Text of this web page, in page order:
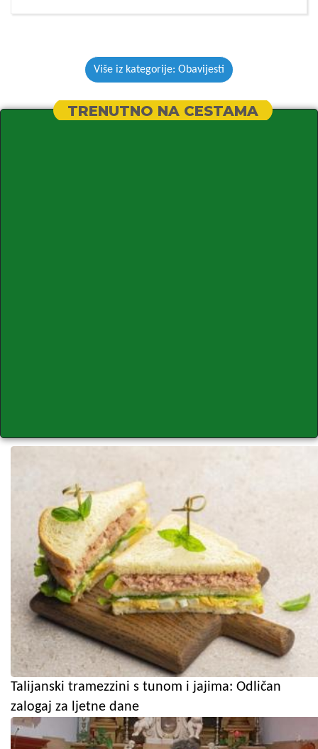
Više iz kategorije: Obavijesti
TRENUTNO NA CESTAMA
Talijanski tramezzini s tunom i jajima: Odličan
zalogaj za ljetne dane